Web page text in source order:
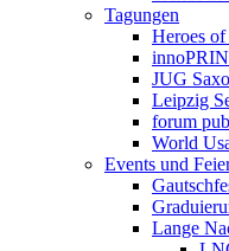
Tagungen
Heroes
JUG
Leipzig
forum
World
Events und
Lange